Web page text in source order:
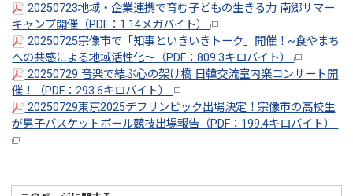
20250723地域・企業連携で育む子どもの生きる力 南郷サマー
キャンプ開催（PDF：1.14メガバイト）
20250725宗像市で「知事といきいきトーク」開催！~食やまち
への共感による地域活性化～（PDF：809.3キロバイト）
20250729 音楽で結ぶ心の架け橋 日韓交流室内楽コンサート開
催！（PDF：293.6キロバイト）
20250729東京2025デフリンピック出場決定！宗像市の高校生
が男子バスケットボール競技出場報告（PDF：199.4キロバイト）